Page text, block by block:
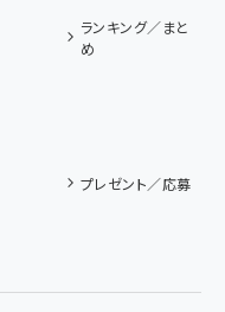
ランキング／まと
め
プレゼント／応募